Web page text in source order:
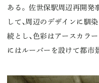
ある。佐世保駅周辺再開発
して､周辺のデザインに馴
続とし､色彩はアースカラ
にはルーバーを設けて都市